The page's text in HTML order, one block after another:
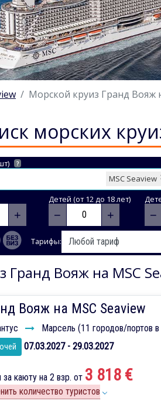
Морской круиз Гранд Вояж
морских
?
MSC Seaview
+
Детей (от 12 до 18 лет)
− + −
Тарифы:
Гранд Вояж на MSC
Вояж на MSC Seaview
Марсель (11 городов/портов в
07.03.2027 - 29.03.2027
каюту на 2 взр. от 3 818 €
количество туристов